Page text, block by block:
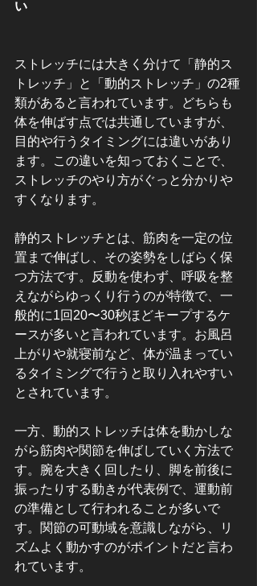
い
ストレッチには大きく分けて「静的ス
トレッチ」と「動的ストレッチ」の2種
類があると言われています。どちらも
体を伸ばす点では共通していますが、
目的や行うタイミングには違いがあり
ます。この違いを知っておくことで、
ストレッチのやり方がぐっと分かりや
すくなります。
静的ストレッチとは、筋肉を一定の位
置まで伸ばし、その姿勢をしばらく保
つ方法です。反動を使わず、呼吸を整
えながらゆっくり行うのが特徴で、一
般的に1回20〜30秒ほどキープするケ
ースが多いと言われています。お風呂
上がりや就寝前など、体が温まってい
るタイミングで行うと取り入れやすい
とされています。
一方、動的ストレッチは体を動かしな
がら筋肉や関節を伸ばしていく方法で
す。腕を大きく回したり、脚を前後に
振ったりする動きが代表例で、運動前
の準備として行われることが多いで
す。関節の可動域を意識しながら、リ
ズムよく動かすのがポイントだと言わ
れています。